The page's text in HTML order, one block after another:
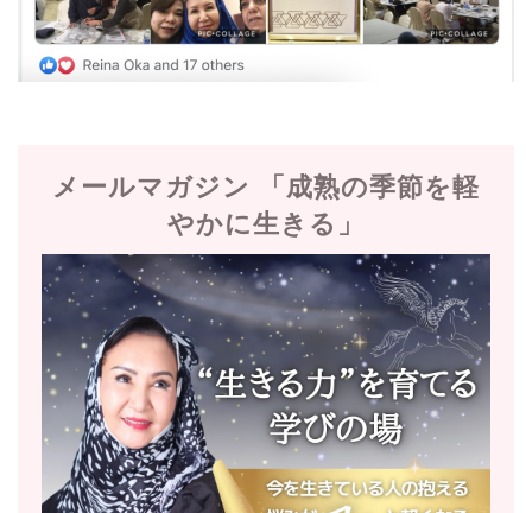
メールマガジン 「成熟の季節を軽
やかに生きる」